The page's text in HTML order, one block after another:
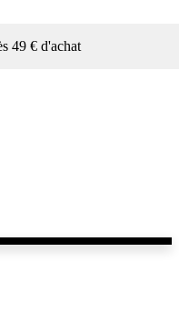
49 € d'achat